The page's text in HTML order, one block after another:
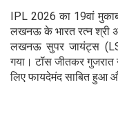
IPL 2026 का 19वां
लखनऊ के भारत रत्न श्री
लखनऊ सुपर जायंट्स
गया। टॉस जीतकर गुजरात
लिए फायदेमंद साबित हुआ